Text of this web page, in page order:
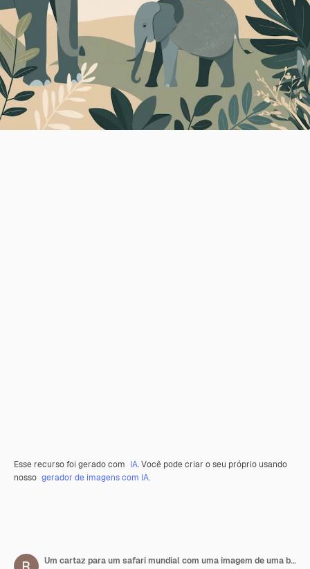
Esse recurso foi gerado com IA. Você pode criar o seu próprio usando
nosso gerador de imagens com IA.
Um cartaz para um safari mundial com uma imagem de uma borboleta e borboleta